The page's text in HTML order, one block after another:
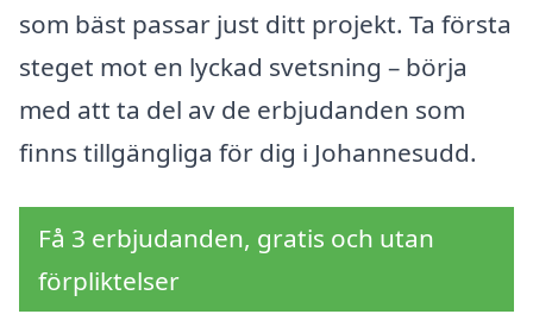
som bäst passar just ditt projekt. Ta första
steget mot en lyckad svetsning – börja
med att ta del av de erbjudanden som
finns tillgängliga för dig i Johannesudd.
Få 3 erbjudanden, gratis och utan
förpliktelser